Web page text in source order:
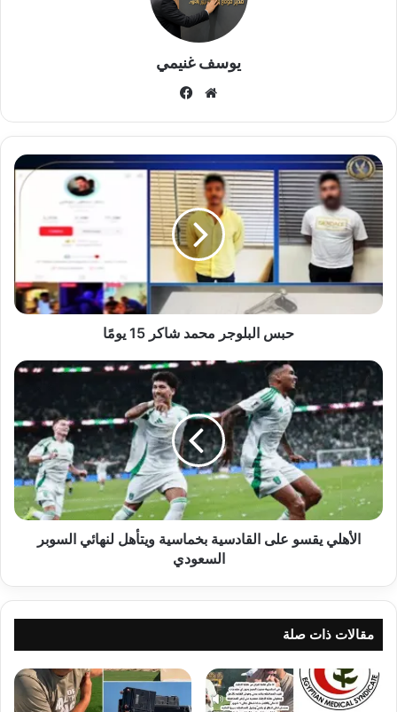
يوسف غنيمي
موقع
حبس
البلوجر
محمد
شاكر
15
يومًا
حبس البلوجر محمد شاكر 15 يومًا
الأهلي
يقسو
على
القادسية
بخماسية
ويتأهل
لنهائي
السوبر
السعودي
الأهلي يقسو على القادسية بخماسية ويتأهل لنهائي السوبر
السعودي
مقالات ذات صلة